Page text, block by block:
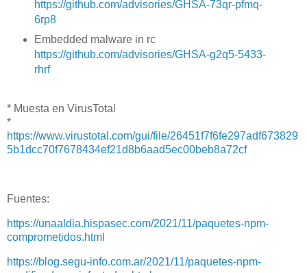
https://github.com/advisories/GHSA-73qr-pfmq-
6rp8
Embedded malware in rc
https://github.com/advisories/GHSA-g2q5-5433-
rhrf
* Muesta en VirusTotal
*
https://www.virustotal.com/gui/file/26451f7f6fe297adf673829
5b1dcc70f7678434ef21d8b6aad5ec00beb8a72cf
Fuentes:
https://unaaldia.hispasec.com/2021/11/paquetes-npm-
comprometidos.html
https://blog.segu-info.com.ar/2021/11/paquetes-npm-